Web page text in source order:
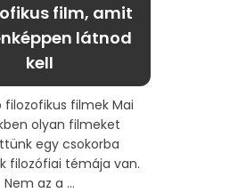
film, amit
látnod
kell
filozofikus filmek Mai
olyan filmeket
egy csokorba
filozófiai témája van.
Nem az a ...